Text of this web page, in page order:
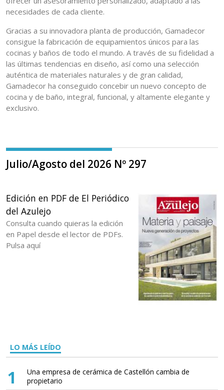
necesidades de cada cliente.
Gracias a su innovadora planta de producción, Gamadecor
consigue la fabricación de equipamientos únicos para las
cocinas y baños de todo el mundo. A través de su fidelidad a
las últimas tendencias en diseño, así como una selección
auténtica de materiales naturales y de gran calidad,
Gamadecor ha conseguido concebir un nuevo concepto de
cocina y de baño, integral, funcional, y altamente elegante y
exclusivo.
Julio/Agosto del 2026 Nº 297
Edición en PDF de El Periódico
del Azulejo
Consulta cuando quieras la edición
en Papel desde el lector de PDFs.
Pulsa aquí
LO MÁS LEÍDO
1
Una empresa de cerámica de Castellón cambia de
propietario